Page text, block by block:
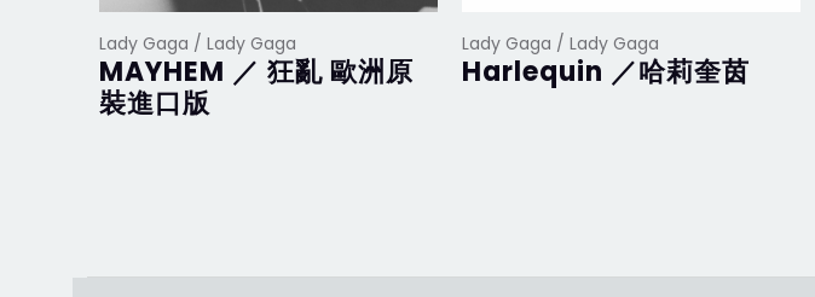
Lady Gaga / Lady Gaga
MAYHEM ／ 狂亂 歐洲原
裝進口版
Lady Gaga / Lady Gaga
Harlequin ／哈莉奎茵